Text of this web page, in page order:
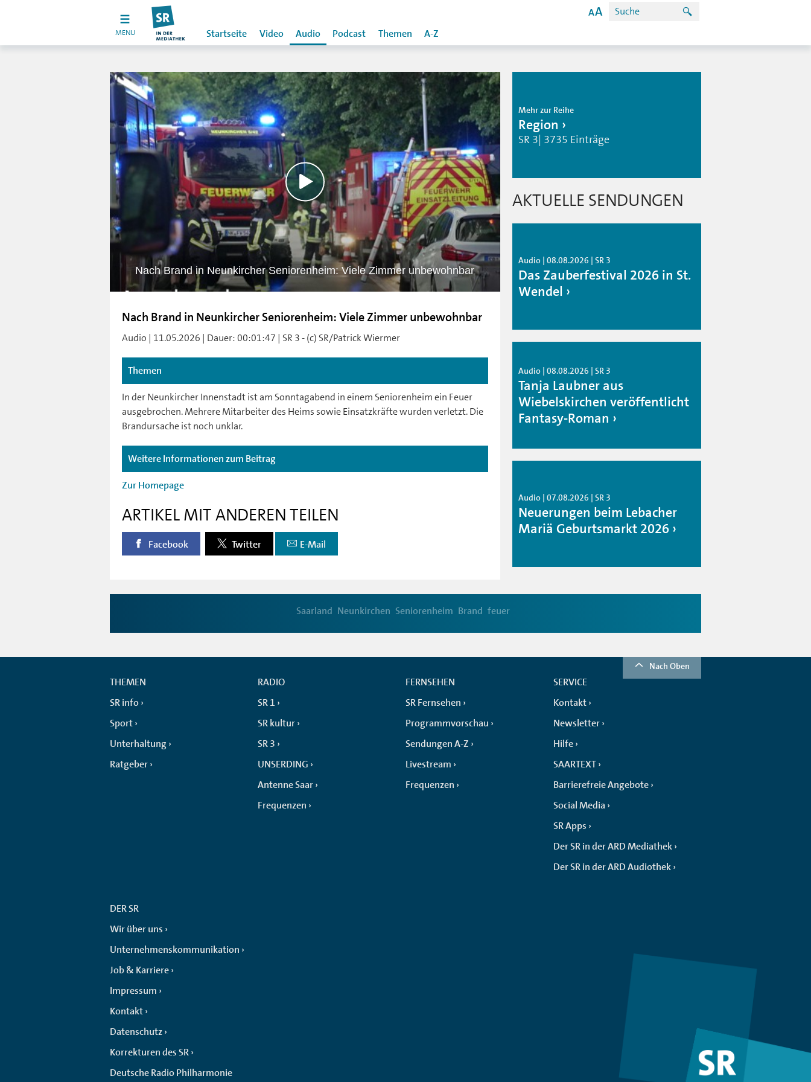
MENU Startseite Video Audio Podcast Themen A-Z
Nach Brand in Neunkircher Seniorenheim: Viele Zimmer unbewohnbar
Nach Brand in Neunkircher Seniorenheim: Viele Zimmer unbewohnbar
Audio | 11.05.2026 | Dauer: 00:01:47 | SR 3 - (c) SR/Patrick Wiermer
Themen
In der Neunkircher Innenstadt ist am Sonntagabend in einem Seniorenheim ein Feuer
ausgebrochen. Mehrere Mitarbeiter des Heims sowie Einsatzkräfte wurden verletzt. Die
Brandursache ist noch unklar.
Weitere Informationen zum Beitrag
Zur Homepage
ARTIKEL MIT ANDEREN TEILEN
Facebook Twitter E-Mail
Mehr zur Reihe
Region
SR 3| 3735 Einträge
AKTUELLE SENDUNGEN
Audio | 08.08.2026 | SR 3
Das Zauberfestival 2026 in St.
Wendel
Audio | 08.08.2026 | SR 3
Tanja Laubner aus
Wiebelskirchen veröffentlicht
Fantasy-Roman
Audio | 07.08.2026 | SR 3
Neuerungen beim Lebacher
Mariä Geburtsmarkt 2026
Saarland Neunkirchen Seniorenheim Brand feuer
Nach Oben
THEMEN
SR info
Sport
Unterhaltung
Ratgeber
RADIO
SR 1
SR kultur
SR 3
UNSERDING
Antenne Saar
Frequenzen
FERNSEHEN
SR Fernsehen
Programmvorschau
Sendungen A-Z
Livestream
Frequenzen
SERVICE
Kontakt
Newsletter
Hilfe
SAARTEXT
Barrierefreie Angebote
Social Media
SR Apps
Der SR in der ARD Mediathek
Der SR in der ARD Audiothek
DER SR
Wir über uns
Unternehmenskommunikation
Job & Karriere
Impressum
Kontakt
Datenschutz
Korrekturen des SR
Deutsche Radio Philharmonie